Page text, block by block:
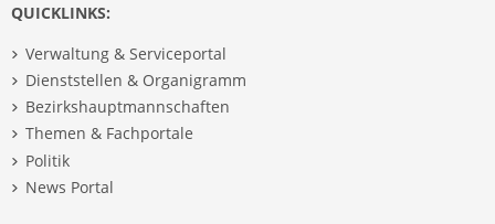
QUICKLINKS:
Verwaltung & Serviceportal
Dienststellen & Organigramm
Bezirkshauptmannschaften
Themen & Fachportale
Politik
News Portal